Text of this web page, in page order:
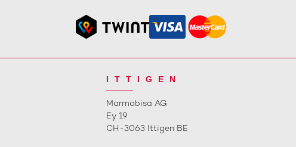
ITTIGEN
Marmobisa AG
Ey 19
CH-3063 Ittigen BE